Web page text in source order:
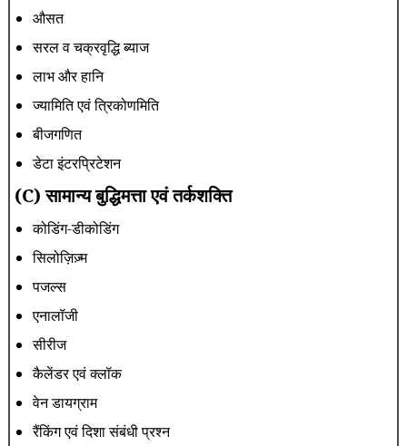
औसत
सरल व चक्रवृद्धि ब्याज
लाभ और हानि
ज्यामिति एवं त्रिकोणमिति
बीजगणित
डेटा इंटरप्रिटेशन
(C) सामान्य बुद्धिमत्ता एवं तर्कशक्ति
कोडिंग-डीकोडिंग
सिलोज़िज़्म
पजल्स
एनालॉजी
सीरीज
कैलेंडर एवं क्लॉक
वेन डायग्राम
रैंकिंग एवं दिशा संबंधी प्रश्न